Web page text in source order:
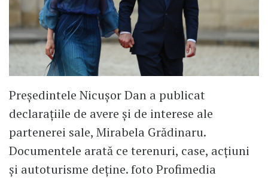
Președintele Nicușor Dan a publicat
declarațiile de avere și de interese ale
partenerei sale, Mirabela Grădinaru.
Documentele arată ce terenuri, case, acțiuni
și autoturisme deține. foto Profimedia